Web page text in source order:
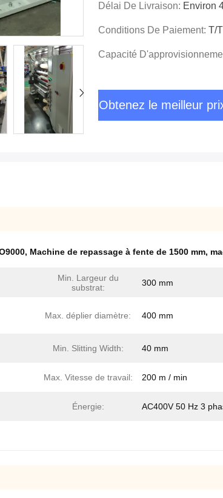
Délai De Livraison: Environ
Conditions De Paiement: T/T
Capacité
Obtenez le meilleur
, Machine de repassage à fente de 1500 mm,
Min. Largeur du
substrat:
300 mm
Max. déplier diamètre: 400 mm
Min. Slitting Width: 40 mm
Max. Vitesse de travail: 200 m / min
Énergie: AC400V 50 Hz 3